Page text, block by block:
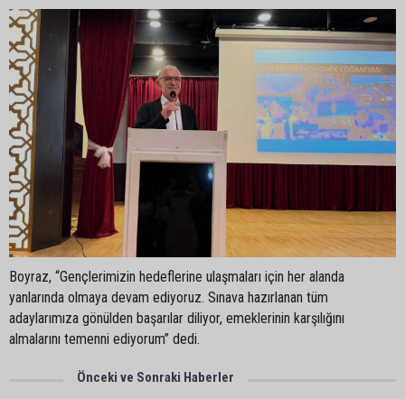
Boyraz, “Gençlerimizin hedeflerine ulaşmaları için her alanda
yanlarında olmaya devam ediyoruz. Sınava hazırlanan tüm
adaylarımıza gönülden başarılar diliyor, emeklerinin karşılığını
almalarını temenni ediyorum” dedi.
Önceki ve Sonraki Haberler